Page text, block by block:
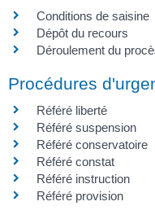
Conditions de saisine
Dépôt du recours
Déroulement du
Procédures
Référé liberté
Référé suspension
Référé conservatoire
Référé constat
Référé instruction
Référé provision